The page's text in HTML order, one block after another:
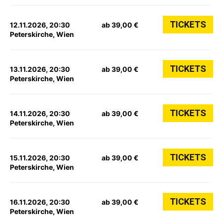
12.11.2026, 20:30
Peterskirche, Wien
ab 39,00 € TICKETS
13.11.2026, 20:30
Peterskirche, Wien
ab 39,00 € TICKETS
14.11.2026, 20:30
Peterskirche, Wien
ab 39,00 € TICKETS
15.11.2026, 20:30
Peterskirche, Wien
ab 39,00 € TICKETS
16.11.2026, 20:30
Peterskirche, Wien
ab 39,00 € TICKETS